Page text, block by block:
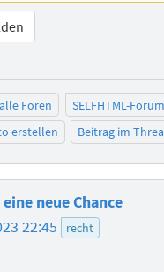
alle Foren SELFHTML-Forum
erstellen
Beitrag im
neue Chance
22:45 recht